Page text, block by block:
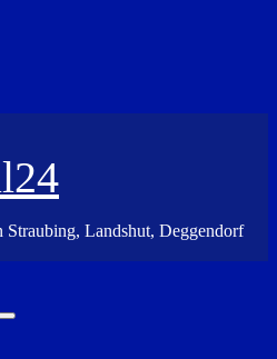
Straubing, Landshut, Deggendorf